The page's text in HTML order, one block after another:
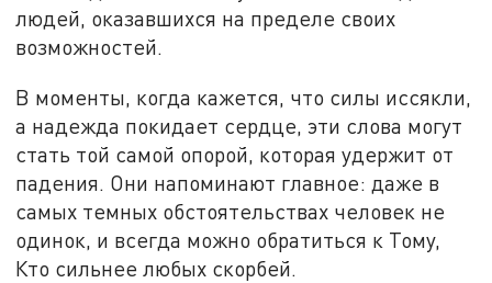
людей, оказавшихся на пределе своих
возможностей.
В моменты, когда кажется, что силы иссякли,
а надежда покидает сердце, эти слова могут
стать той самой опорой, которая удержит от
падения. Они напоминают главное: даже в
самых темных обстоятельствах человек не
одинок, и всегда можно обратиться к Тому,
Кто сильнее любых скорбей.